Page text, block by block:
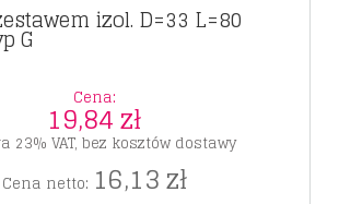
izol. D=33 L=80
G
Cena:
19,84 zł
23% VAT, bez kosztów dostawy
Cena netto: 16,13 zł